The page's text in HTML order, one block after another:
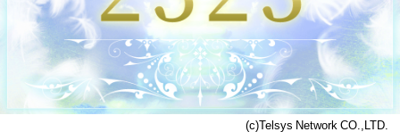
(c)Telsys Network CO.,LTD.